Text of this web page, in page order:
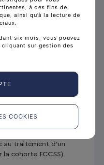
et Épigénétique,
Epidémiologie,
au traitement d’un
cohorte FCCSS)
à des fins de
ainsi qu’à la lecture de
six mois, vous pouvez
sur gestion des
COOKIES